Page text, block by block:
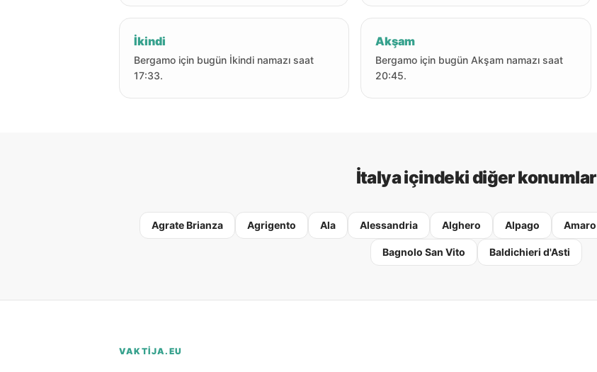
İkindi
Bergamo için bugün İkindi namazı saat
17:33.
Akşam
Bergamo için bugün Akşam namazı saat
20:45.
İtalya içindeki diğer konumlar
Agrate Brianza Agrigento Ala Alessandria Alghero Alpago Amaro
Bagnolo San Vito Baldichieri d'Asti
VAKTIJA.EU